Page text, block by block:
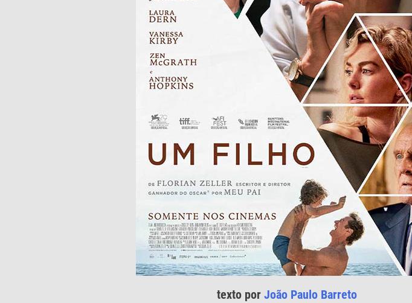
texto porJoão Paulo Barreto